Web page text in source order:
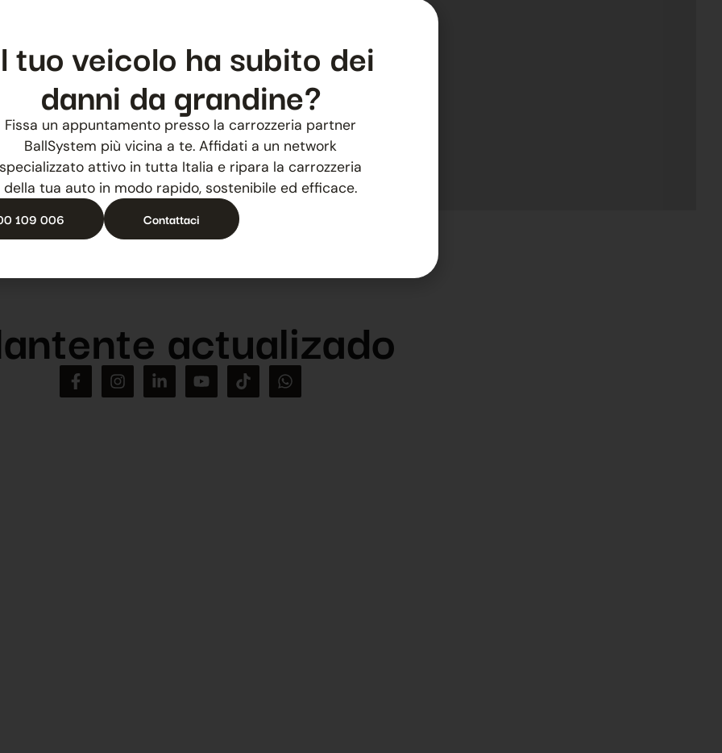
actualizado
tuo veicolo ha subito dei
danni da grandine?
Fissa un appuntamento presso la carrozzeria partner
BallSystem più vicina a te. Affidati a un network
specializzato attivo in tutta Italia e ripara la carrozzeria
della tua auto in modo rapido, sostenibile ed efficace.
109 006 Contattaci